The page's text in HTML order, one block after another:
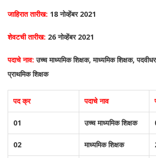
जाहिरात तारीख: 18 नोव्हेंबर 2021
शेवटची तारीख: 26 नोव्हेंबर 2021
पदाचे नाव: उच्च माध्यमिक शिक्षक, माध्यमिक शिक्षक,
प्राथमिक शिक्षक
पद क्र पदाचे नाव
01 उच्च माध्यमिक शिक्षक
02 माध्यमिक शिक्षक